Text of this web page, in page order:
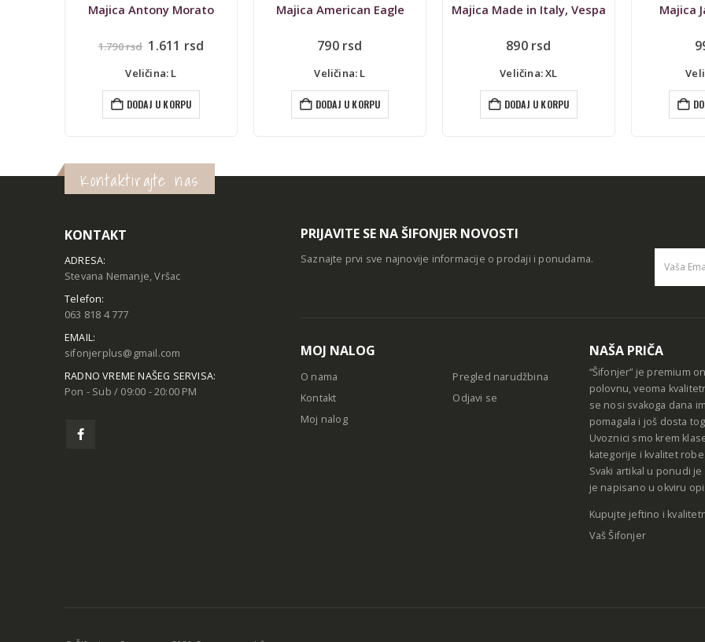
Majica American Eagle
790 rsd
Veličina: L
DODAJ U KORPU
Majica Made in Italy, Vespa
890 rsd
Veličina: XL
DODAJ U KORPU
Majica Jamiro, NOVO
990 rsd
Veličina: XXL
DODAJ U KORPU
Dres
Kontaktirajte nas
KONTAKT
ADRESA:
Stevana Nemanje, Vršac
Telefon:
063 818 4 777
EMAIL:
sifonjerplus@gmail.com
RADNO VREME NAŠEG SERVISA:
Pon - Sub / 09:00 - 20:00 PM
PRIJAVITE SE NA ŠIFONJER NOVOSTI
Saznajte prvi sve najnovije informacije o prodaji i ponudama.
MOJ NALOG
O nama
Kontakt
Moj nalog
Pregled narudžbina
Odjavi se
NAŠA PRIČA
“Šifonjer” je premium
polovnu, veoma
se nosi svakoga dana
pomagala i još dosta
Uvoznici smo krem
kategorije i kvalitet
Svaki artikal u ponudi
je napisano u okviru
Kupujte jeftino i
Vaš Šifonjer